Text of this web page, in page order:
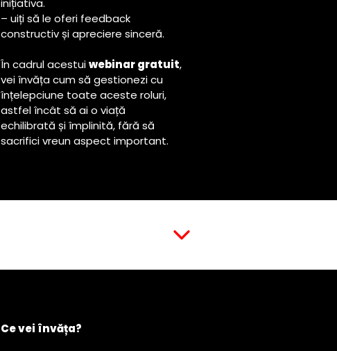
inițiativa.
– uiți să le oferi feedback
constructiv și apreciere sinceră.
În cadrul acestuiwebinar gratuit,
vei învăța cum să gestionezi cu
înțelepciune toate aceste roluri,
astfel încât să ai o viață
echilibrată și împlinită, fără să
sacrifici vreun aspect important.
Ce vei învăța?